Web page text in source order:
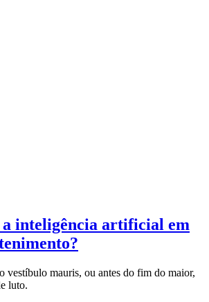
a inteligência artificial em
vestíbulo mauris, ou antes do fim do maior,
luto.